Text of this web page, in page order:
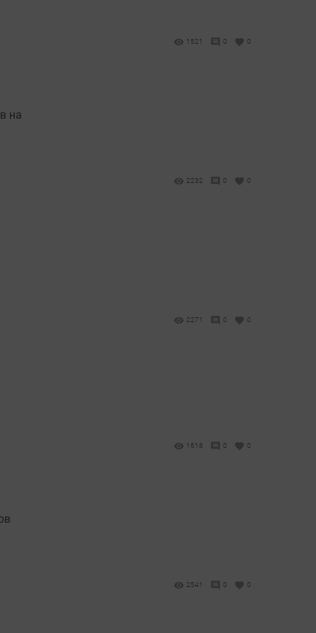
1521 0 0
на
2232 0 0
2271 0 0
1618 0 0
2541 0 0